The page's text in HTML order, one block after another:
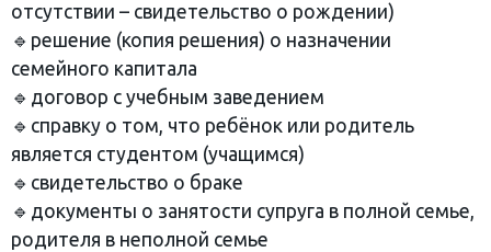
отсутствии – свидетельство о рождении)
🔹решение (копия решения) о назначении
семейного капитала
🔹договор с учебным заведением
🔹справку о том, что ребёнок или родитель
является студентом (учащимся)
🔹свидетельство о браке
🔹документы о занятости супруга в полной семье,
родителя в неполной семье